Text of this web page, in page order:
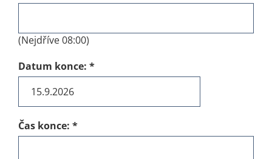
(Nejdříve 08:00)
Datum konce: *
Čas konce: *